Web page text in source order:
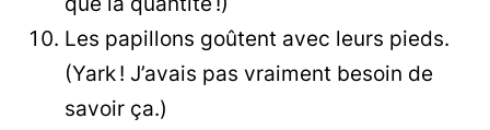
Les papillons goûtent avec leurs pieds.
(Yark ! J’avais pas vraiment besoin de
savoir ça.)